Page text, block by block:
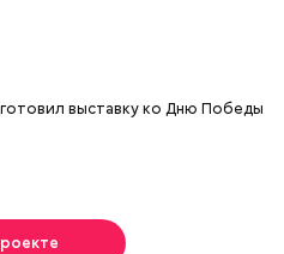
выставку ко Дню Победы